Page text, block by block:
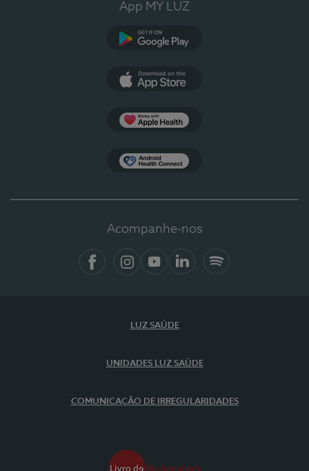
App MY LUZ
Acompanhe-nos
LUZ SAÚDE
UNIDADES LUZ SAÚDE
COMUNICAÇÃO DE IRREGULARIDADES